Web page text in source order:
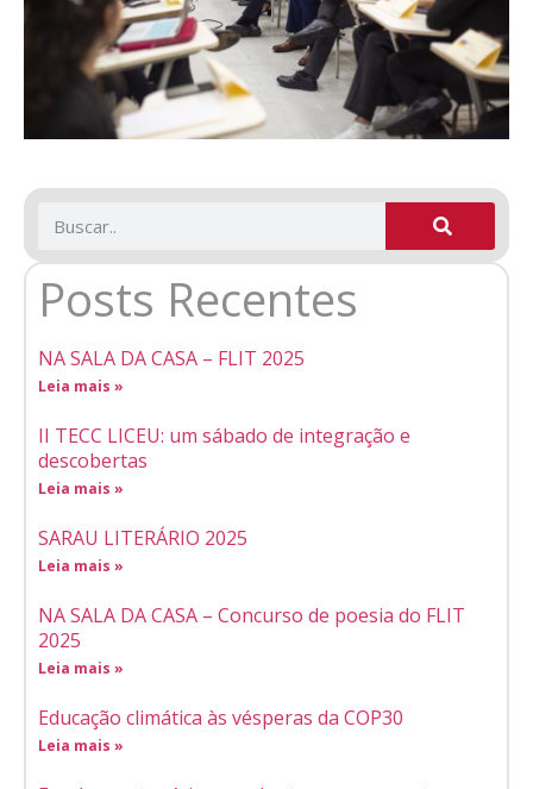
Posts Recentes
NA SALA DA CASA – FLIT 2025
Leia mais »
II TECC LICEU: um sábado de integração e
descobertas
Leia mais »
SARAU LITERÁRIO 2025
Leia mais »
NA SALA DA CASA – Concurso de poesia do FLIT
2025
Leia mais »
Educação climática às vésperas da COP30
Leia mais »